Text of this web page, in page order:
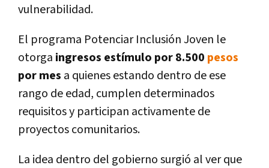
vulnerabilidad.
El programa Potenciar Inclusión Joven le
otorga ingresos estímulo por 8.500 pesos
por mes a quienes estando dentro de ese
rango de edad, cumplen determinados
requisitos y participan activamente de
proyectos comunitarios.
La idea dentro del gobierno surgió al ver que